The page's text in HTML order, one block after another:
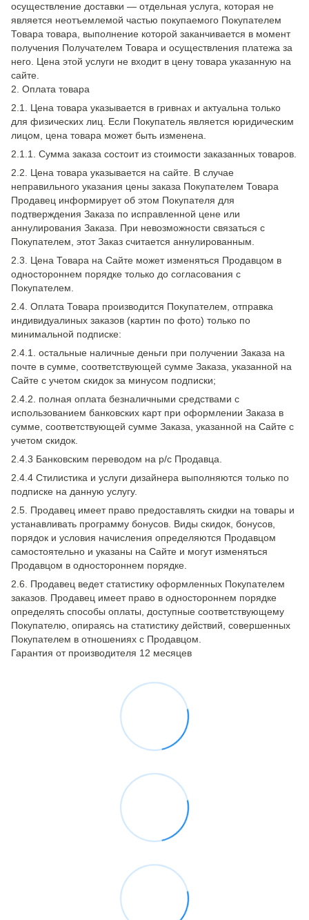
осуществление доставки — отдельная услуга, которая не
является неотъемлемой частью покупаемого Покупателем
Товара товара, выполнение которой заканчивается в момент
получения Получателем Товара и осуществления платежа за
него. Цена этой услуги не входит в цену товара указанную на
сайте.
2. Оплата товара
2.1. Цена товара указывается в гривнах и актуальна только
для физических лиц. Если Покупатель является юридическим
лицом, цена товара может быть изменена.
2.1.1. Сумма заказа состоит из стоимости заказанных товаров.
2.2. Цена товара указывается на сайте. В случае
неправильного указания цены заказа Покупателем Товара
Продавец информирует об этом Покупателя для
подтверждения Заказа по исправленной цене или
аннулирования Заказа. При невозможности связаться с
Покупателем, этот Заказ считается аннулированным.
2.3. Цена Товара на Сайте может изменяться Продавцом в
одностороннем порядке только до согласования с
Покупателем.
2.4. Оплата Товара производится Покупателем, отправка
индивидуалиных заказов (картин по фото) только по
минимальной подписке:
2.4.1. остальные наличные деньги при получении Заказа на
почте в сумме, соответствующей сумме Заказа, указанной на
Сайте с учетом скидок за минусом подписки;
2.4.2. полная оплата безналичными средствами с
использованием банковских карт при оформлении Заказа в
сумме, соответствующей сумме Заказа, указанной на Сайте с
учетом скидок.
2.4.3 Банковским переводом на р/с Продавца.
2.4.4 Стилистика и услуги дизайнера выполняются только по
подписке на данную услугу.
2.5. Продавец имеет право предоставлять скидки на товары и
устанавливать программу бонусов. Виды скидок, бонусов,
порядок и условия начисления определяются Продавцом
самостоятельно и указаны на Сайте и могут изменяться
Продавцом в одностороннем порядке.
2.6. Продавец ведет статистику оформленных Покупателем
заказов. Продавец имеет право в одностороннем порядке
определять способы оплаты, доступные соответствующему
Покупателю, опираясь на статистику действий, совершенных
Покупателем в отношениях с Продавцом.
Гарантия от производителя 12 месяцев